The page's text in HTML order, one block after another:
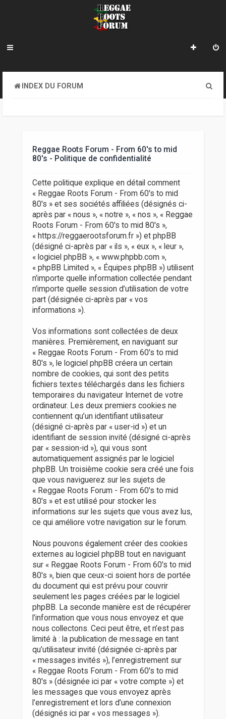
INDEX DU FORUM
Reggae Roots Forum - From 60's to mid
80's - Politique de confidentialité
Cette politique explique en détail comment
« Reggae Roots Forum - From 60's to mid
80's » et ses sociétés affiliées (désignés ci-
après par « nous », « notre », « nos », « Reggae
Roots Forum - From 60's to mid 80's »,
« https://reggaerootsforum.fr ») et phpBB
(désigné ci-après par « ils », « eux », « leur »,
« logiciel phpBB », « www.phpbb.com »,
« phpBB Limited », « Équipes phpBB ») utilisent
n’importe quelle information collectée pendant
n’importe quelle session d’utilisation de votre
part (désignée ci-après par « vos
informations »).
Vos informations sont collectées de deux
manières. Premièrement, en naviguant sur
« Reggae Roots Forum - From 60's to mid
80's », le logiciel phpBB créera un certain
nombre de cookies, qui sont des petits
fichiers textes téléchargés dans les fichiers
temporaires du navigateur Internet de votre
ordinateur. Les deux premiers cookies ne
contiennent qu’un identifiant utilisateur
(désigné ci-après par « user-id ») et un
identifiant de session invité (désigné ci-après
par « session-id »), qui vous sont
automatiquement assignés par le logiciel
phpBB. Un troisième cookie sera créé une fois
que vous naviguerez sur les sujets de
« Reggae Roots Forum - From 60's to mid
80's » et est utilisé pour stocker les
informations sur les sujets que vous avez lus,
ce qui améliore votre navigation sur le forum.
Nous pouvons également créer des cookies
externes au logiciel phpBB tout en naviguant
sur « Reggae Roots Forum - From 60's to mid
80's », bien que ceux-ci soient hors de portée
du document qui est prévu pour couvrir
seulement les pages créées par le logiciel
phpBB. La seconde manière est de récupérer
l’information que vous nous envoyez et que
nous collectons. Ceci peut être, et n’est pas
limité à : la publication de message en tant
qu’utilisateur invité (désignée ci-après par
« messages invités »), l’enregistrement sur
« Reggae Roots Forum - From 60's to mid
80's » (désignée ici par « votre compte ») et
les messages que vous envoyez après
l’enregistrement et lors d’une connexion
(désignés ici par « vos messages »).